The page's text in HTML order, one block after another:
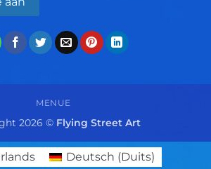
MENUE
2026 © Flying Street Art
Deutsch (Duits)